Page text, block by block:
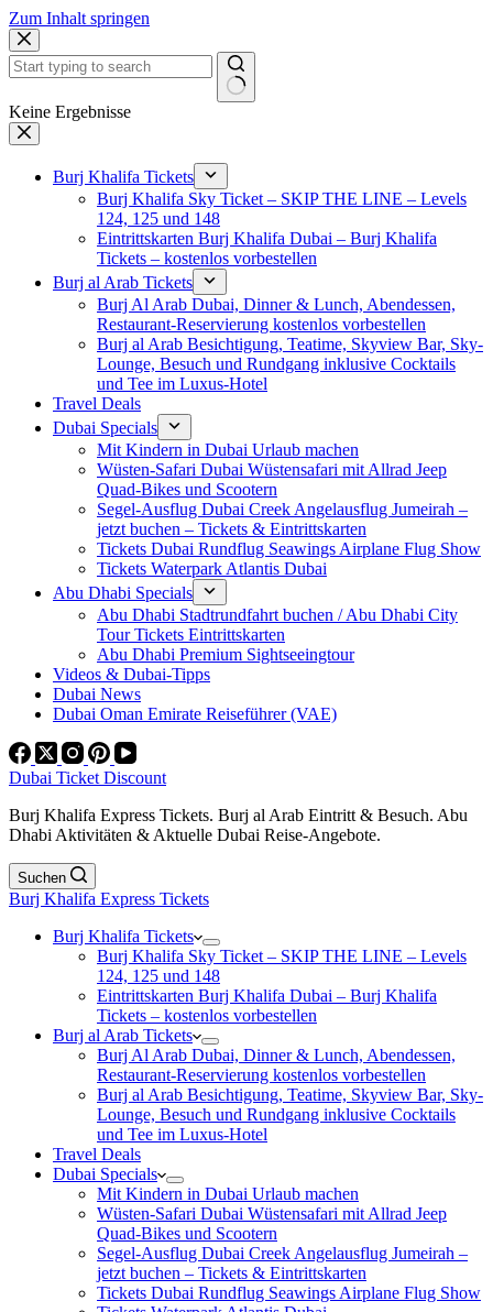
Zum Inhalt springen
Keine Ergebnisse
Burj Khalifa Tickets
Burj Khalifa Sky Ticket – SKIP THE LINE – Levels
124, 125 und 148
Eintrittskarten Burj Khalifa Dubai – Burj Khalifa
Tickets – kostenlos vorbestellen
Burj al Arab Tickets
Burj Al Arab Dubai, Dinner & Lunch, Abendessen,
Restaurant-Reservierung kostenlos vorbestellen
Burj al Arab Besichtigung, Teatime, Skyview Bar, Sky-
Lounge, Besuch und Rundgang inklusive Cocktails
und Tee im Luxus-Hotel
Travel Deals
Dubai Specials
Mit Kindern in Dubai Urlaub machen
Wüsten-Safari Dubai Wüstensafari mit Allrad Jeep
Quad-Bikes und Scootern
Segel-Ausflug Dubai Creek Angelausflug Jumeirah –
jetzt buchen – Tickets & Eintrittskarten
Tickets Dubai Rundflug Seawings Airplane Flug Show
Tickets Waterpark Atlantis Dubai
Abu Dhabi Specials
Abu Dhabi Stadtrundfahrt buchen / Abu Dhabi City
Tour Tickets Eintrittskarten
Abu Dhabi Premium Sightseeingtour
Videos & Dubai-Tipps
Dubai News
Dubai Oman Emirate Reiseführer (VAE)
Dubai Ticket Discount
Burj Khalifa Express Tickets. Burj al Arab Eintritt & Besuch. Abu
Dhabi Aktivitäten & Aktuelle Dubai Reise-Angebote.
Suchen
Burj Khalifa Express Tickets
Burj Khalifa Tickets
Burj Khalifa Sky Ticket – SKIP THE LINE – Levels
124, 125 und 148
Eintrittskarten Burj Khalifa Dubai – Burj Khalifa
Tickets – kostenlos vorbestellen
Burj al Arab Tickets
Burj Al Arab Dubai, Dinner & Lunch, Abendessen,
Restaurant-Reservierung kostenlos vorbestellen
Burj al Arab Besichtigung, Teatime, Skyview Bar, Sky-
Lounge, Besuch und Rundgang inklusive Cocktails
und Tee im Luxus-Hotel
Travel Deals
Dubai Specials
Mit Kindern in Dubai Urlaub machen
Wüsten-Safari Dubai Wüstensafari mit Allrad Jeep
Quad-Bikes und Scootern
Segel-Ausflug Dubai Creek Angelausflug Jumeirah –
jetzt buchen – Tickets & Eintrittskarten
Tickets Dubai Rundflug Seawings Airplane Flug Show